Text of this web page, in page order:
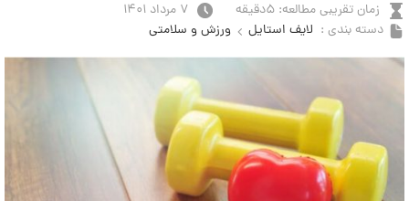
زمان تقریبی مطالعه: ۵دقیقه
دسته بندی : لایف استایل ورزش و سلامتی